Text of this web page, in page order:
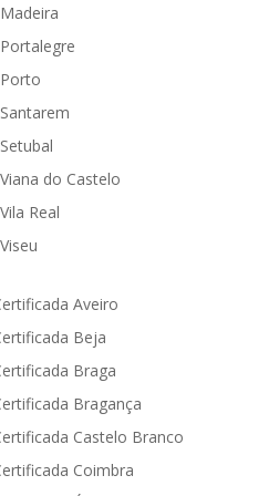
do Castelo
Real
Aveiro
Beja
Braga
Bragança
Castelo Branco
Coimbra